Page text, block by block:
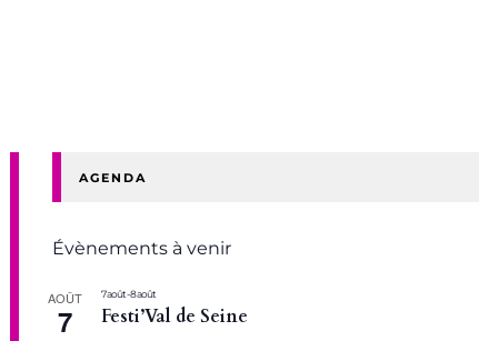
AGENDA
Évènements à venir
AOÛT
7
7 août-8 août
Festi’Val de Seine